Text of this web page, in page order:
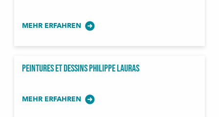
MEHR ERFAHREN
Peintures et Dessins Philippe Lauras
MEHR ERFAHREN